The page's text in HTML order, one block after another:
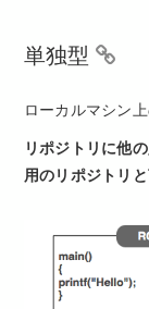
単独型
ローカルマシン
リポジトリに他
用のリポジトリと